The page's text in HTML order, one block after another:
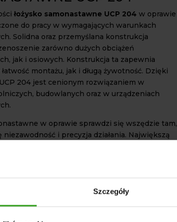
Szczegóły
łożysko samonastawne UCP 204 w oprawie
do pracy w wymagających warunkach
Solidna oraz przemyślana konstrukcja
zarówno dużych obciążeń
jak i osiowych. Konstrukcja ta zapewnia
montażu, jak i długą żywotność. Dzięki
204 jest cenionym rozwiązaniem w
budowlanych oraz w urządzeniach
w oprawie sprawdzi się wszędzie tam,
niezawodność i precyzja działania. Największą
i stabilniej. Konstrukcja zaprojektowana jest z
w różnych warunkach, również tych